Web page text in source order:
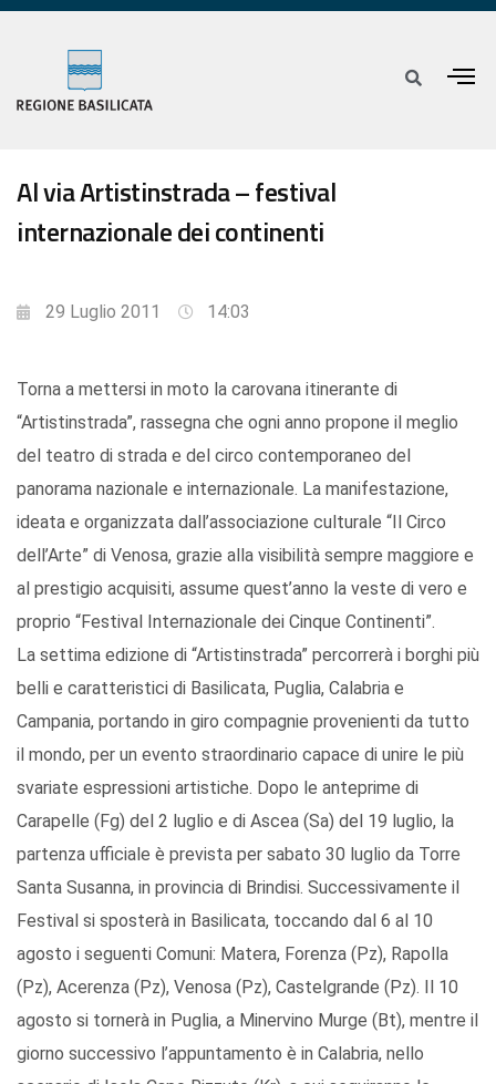
Al via Artistinstrada – festival
internazionale dei continenti
29 Luglio 2011 14:03
Torna a mettersi in moto la carovana itinerante di
“Artistinstrada”, rassegna che ogni anno propone il meglio
del teatro di strada e del circo contemporaneo del
panorama nazionale e internazionale. La manifestazione,
ideata e organizzata dall’associazione culturale “Il Circo
dell’Arte” di Venosa, grazie alla visibilità sempre maggiore e
al prestigio acquisiti, assume quest’anno la veste di vero e
proprio “Festival Internazionale dei Cinque Continenti”.
La settima edizione di “Artistinstrada” percorrerà i borghi più
belli e caratteristici di Basilicata, Puglia, Calabria e
Campania, portando in giro compagnie provenienti da tutto
il mondo, per un evento straordinario capace di unire le più
svariate espressioni artistiche. Dopo le anteprime di
Carapelle (Fg) del 2 luglio e di Ascea (Sa) del 19 luglio, la
partenza ufficiale è prevista per sabato 30 luglio da Torre
Santa Susanna, in provincia di Brindisi. Successivamente il
Festival si sposterà in Basilicata, toccando dal 6 al 10
agosto i seguenti Comuni: Matera, Forenza (Pz), Rapolla
(Pz), Acerenza (Pz), Venosa (Pz), Castelgrande (Pz). Il 10
agosto si tornerà in Puglia, a Minervino Murge (Bt), mentre il
giorno successivo l’appuntamento è in Calabria, nello